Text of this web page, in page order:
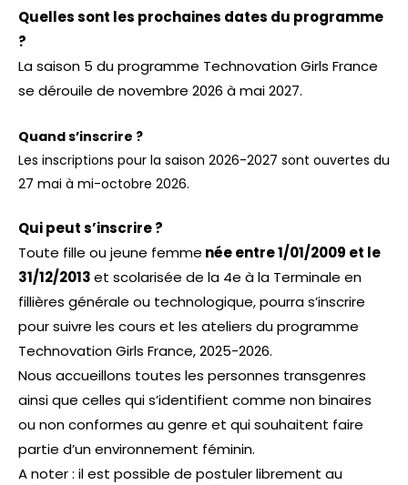
Quelles sont les prochaines dates du programme
?
La saison 5 du programme Technovation Girls France
se dérouile de novembre 2026 à mai 2027.
Quand s’inscrire ?
Les inscriptions pour la saison 2026-2027 sont ouvertes du
27 mai à mi-octobre 2026.
Qui peut s’inscrire ?
Toute fille ou jeune femme née entre 1/01/2009 et le
31/12/2013et scolarisée de la 4e à la Terminale en
fillières générale ou technologique, pourra s’inscrire
pour suivre les cours et les ateliers du programme
Technovation Girls France, 2025-2026.
Nous accueillons toutes les personnes transgenres
ainsi que celles qui s’identifient comme non binaires
ou non conformes au genre et qui souhaitent faire
partie d’un environnement féminin.
A noter : il est possible de postuler librement au